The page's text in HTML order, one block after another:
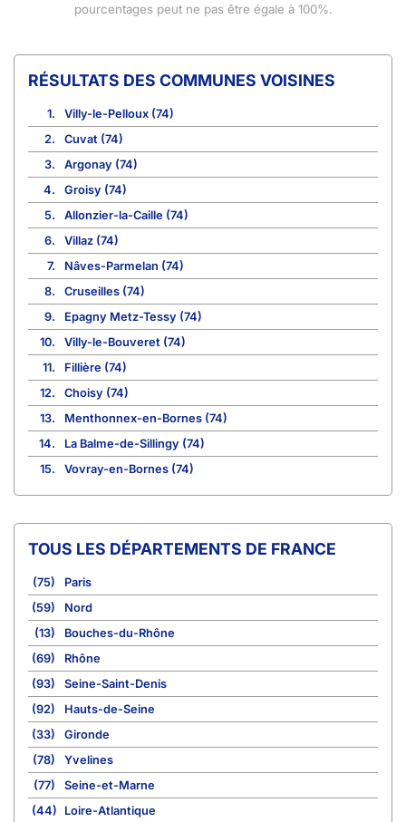
pourcentages peut ne pas être égale à 100%.
COMMUNES VOISINES
1.
Villy-le-Pelloux (74)
2.
Cuvat (74)
3.
Argonay (74)
4.
Groisy (74)
5.
Allonzier-la-Caille (74)
6.
Villaz (74)
7.
Nâves-Parmelan (74)
8.
Cruseilles (74)
9.
Epagny Metz-Tessy (74)
10.
Villy-le-Bouveret (74)
11.
Fillière (74)
12.
Choisy (74)
13.
Menthonnex-en-Bornes (74)
14.
La Balme-de-Sillingy (74)
15.
Vovray-en-Bornes (74)
TOUS LES DÉPARTEMENTS DE FRANCE
(75)
Paris
(59)
Nord
(13)
Bouches-du-Rhône
(69)
Rhône
(93)
Seine-Saint-Denis
(92)
Hauts-de-Seine
(33)
Gironde
(78)
Yvelines
(77)
Seine-et-Marne
(44)
Loire-Atlantique